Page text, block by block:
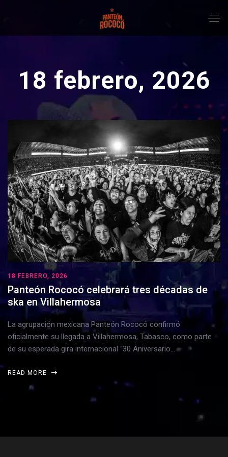
18 febrero, 2026
18 FEBRERO, 2026
Panteón Rococó celebrará tres décadas de
ska en Villahermosa
La agrupación mexicana Panteón Rococó confirmó
oficialmente su llegada a Villahermosa, Tabasco, como parte
de su esperada gira internacional “30 Aniversario…
READ MORE